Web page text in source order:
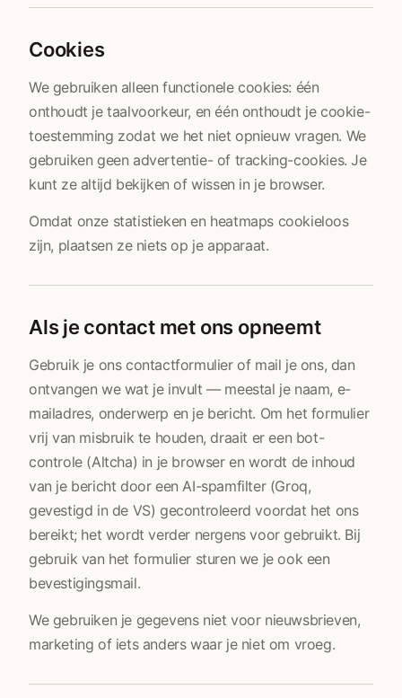
Cookies
We gebruiken alleen functionele cookies: één
onthoudt je taalvoorkeur, en één onthoudt je cookie-
toestemming zodat we het niet opnieuw vragen. We
gebruiken geen advertentie- of tracking-cookies. Je
kunt ze altijd bekijken of wissen in je browser.
Omdat onze statistieken en heatmaps cookieloos
zijn, plaatsen ze niets op je apparaat.
Als je contact met ons opneemt
Gebruik je ons contactformulier of mail je ons, dan
ontvangen we wat je invult — meestal je naam, e-
mailadres, onderwerp en je bericht. Om het formulier
vrij van misbruik te houden, draait er een bot-
controle (Altcha) in je browser en wordt de inhoud
van je bericht door een AI-spamfilter (Groq,
gevestigd in de VS) gecontroleerd voordat het ons
bereikt; het wordt verder nergens voor gebruikt. Bij
gebruik van het formulier sturen we je ook een
bevestigingsmail.
We gebruiken je gegevens niet voor nieuwsbrieven,
marketing of iets anders waar je niet om vroeg.